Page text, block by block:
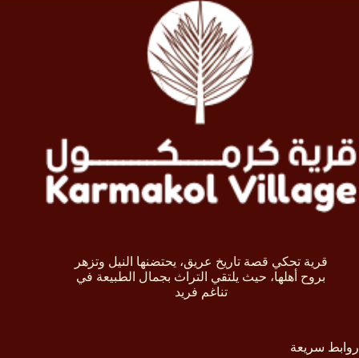
قرية تحكي قصة تاريخ عريق، يحتضنها النيل وتزهر
بروح أهلها، حيث يلتقي التراث بجمال الطبيعة في
تناغم فريد
روابط سريعة